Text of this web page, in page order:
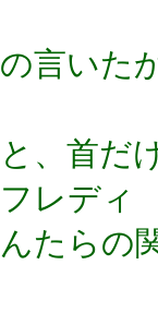
しか
の言いた
オレ
と、首だ
フレディ
んたらの
なん